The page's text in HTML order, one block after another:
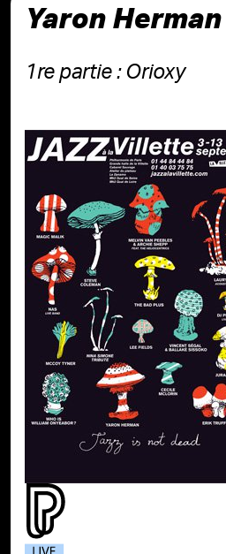
Yaron Herman
1re partie : Orioxy